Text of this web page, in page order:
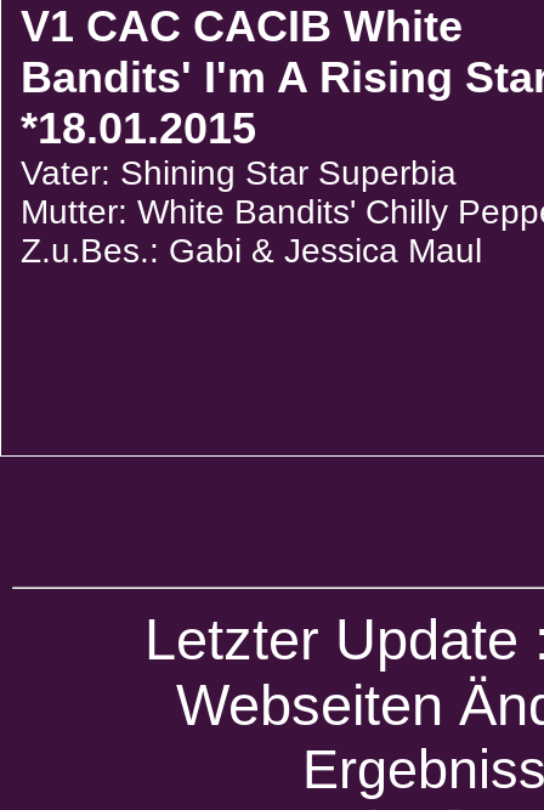
V1 CAC CACIB White
Bandits' I'm A Rising
*18.01.2015
Vater: Shining Star Superbia
Mutter: White Bandits' Chilly
Z.u.Bes.: Gabi & Jessica Maul
Letzter
Webseiten